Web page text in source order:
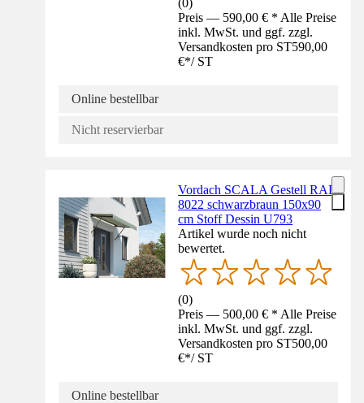
Preis — 590,00 € * Alle Preise
inkl. MwSt. und ggf. zzgl.
Versandkosten pro ST590,00
€*/ ST
Online bestellbar
Nicht reservierbar
Vordach SCALA Gestell RAL
8022 schwarzbraun 150x90
cm Stoff Dessin U793
Artikel wurde noch nicht
bewertet.
(0)
Preis — 500,00 € * Alle Preise
inkl. MwSt. und ggf. zzgl.
Versandkosten pro ST500,00
€*/ ST
Online bestellbar